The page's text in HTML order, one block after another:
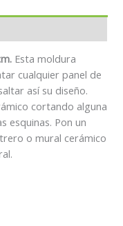
Esta moldura
cualquier panel de
así su diseño.
cortando alguna
esquinas. Pon un
o mural cerámico